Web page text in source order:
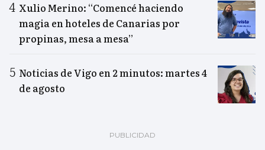
Xulio Merino: “Comencé haciendo
magia en hoteles de Canarias por
propinas, mesa a mesa”
Noticias de Vigo en 2 minutos: martes 4
de agosto